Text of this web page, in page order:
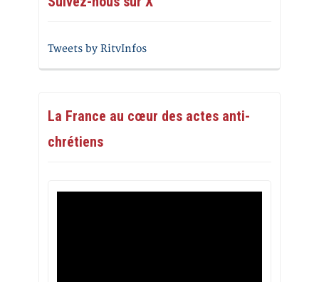
Tweets by RitvInfos
La France au cœur des actes anti-
chrétiens